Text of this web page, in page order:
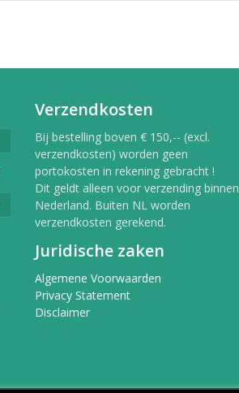
Verzendkosten
Bij bestelling boven € 150,-- (excl.
verzendkosten) worden geen
portokosten in rekening gebracht !
Dit geldt alleen voor verzending binnen
Nederland. Buiten NL worden
verzendkosten gerekend.
Juridische zaken
Algemene Voorwaarden
Privacy Statement
Disclaimer